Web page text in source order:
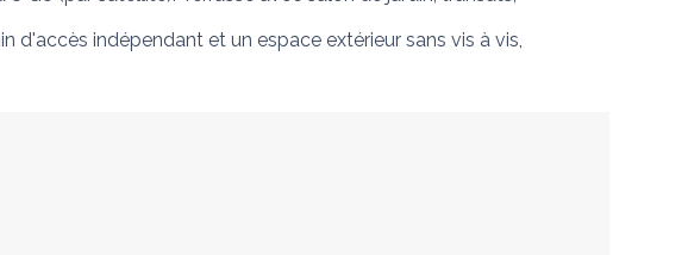
d'accès indépendant et un espace extérieur sans vis à vis,